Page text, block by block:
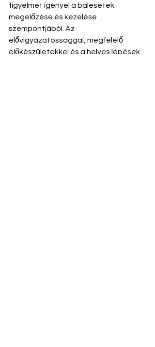
figyelmet igényel a balesetek
megelőzése és kezelése
szempontjából. Az
elővigyázatossággal, megfelelő
előkészületekkel és a helyes lépések